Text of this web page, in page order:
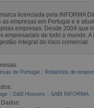
licenciada pela INFORMA
as empresas em Portugal e é
empresas. Desde 2004 que
empresariais de todo o mundo.
integral do risco comercial.
de Portugal Relatórios de
D&B Hoovers SABI INFORMA